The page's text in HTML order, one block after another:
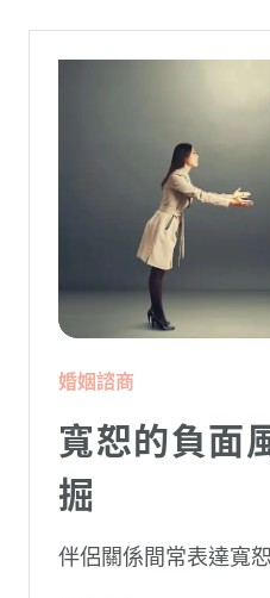
婚姻諮商
寬恕的負面
掘
伴侶關係間常表達寬